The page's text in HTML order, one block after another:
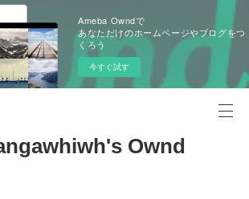
Ameba Owndで
あなただけのホームページやブログをつ
くろう
今すぐ試す
Ownd